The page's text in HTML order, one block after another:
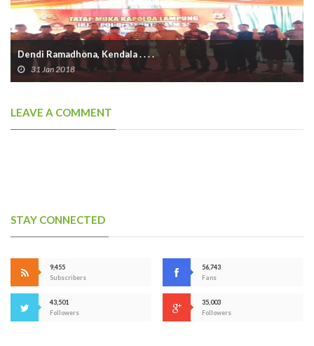
Dendi Ramadhona, Kendala . . . .
31 Jan 2018
LEAVE A COMMENT
STAY CONNECTED
9,455
Subscribers
56,743
Fans
43,501
Followers
35,003
Followers